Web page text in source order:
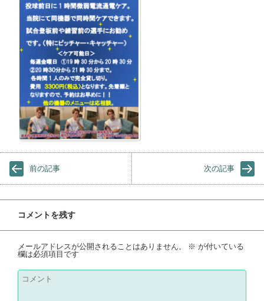
前の記事 次の記事
コメントを残す
メールアドレスが公開されることはありません。 ※ が付いている
欄は必須項目です